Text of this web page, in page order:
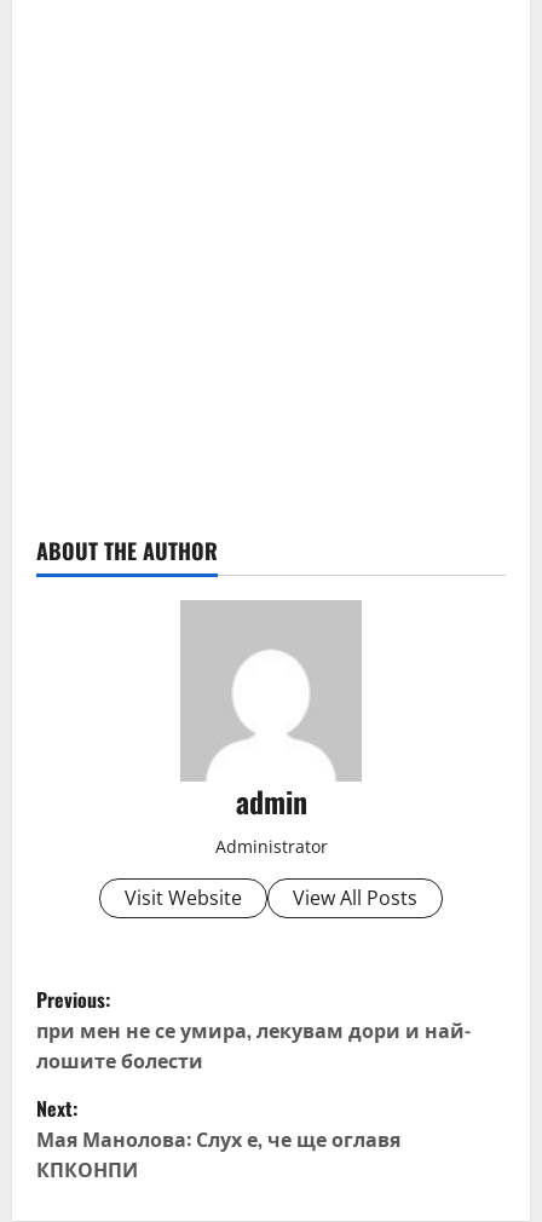
ABOUT THE AUTHOR
admin
Administrator
Visit Website View All Posts
P
o
s
t
n
Previous:
при мен не се умира, лекувам дори и най-
лошите болести
Next:
Мая Манолова: Слух е, че ще оглавя
КПКОНПИ